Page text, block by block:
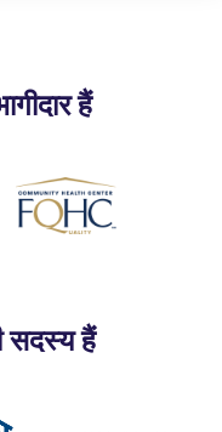
हैं
सदस्य हैं